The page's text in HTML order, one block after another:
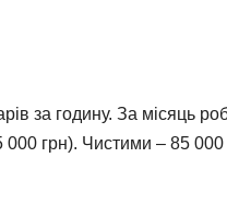
за годину. За місяць
000 грн). Чистими – 85